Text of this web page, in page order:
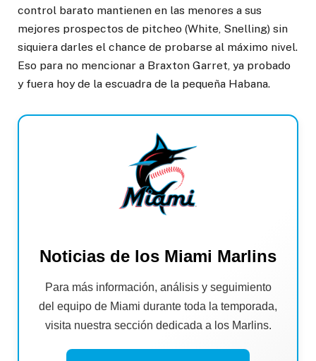
control barato mantienen en las menores a sus
mejores prospectos de pitcheo (White, Snelling) sin
siquiera darles el chance de probarse al máximo nivel.
Eso para no mencionar a Braxton Garret, ya probado
y fuera hoy de la escuadra de la pequeña Habana.
Noticias de los Miami Marlins
Para más información, análisis y seguimiento
del equipo de Miami durante toda la temporada,
visita nuestra sección dedicada a los Marlins.